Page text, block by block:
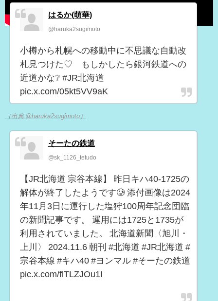
はるか(萌華)
@haruka2sugimoto
小樽から札幌への移動中に不思議な自動改
札見つけた♡ もしかしたら銀河鉄道への
近道かな❔ #JR北海道
pic.x.com/05kt5VV9aK
（出典 @haruka2sugimoto）
そーたの鉄道
@sk_1126_tetudo
【JR北海道 宗谷本線】 昨日キハ40-1725の
解体が終了したようです🥲 添付画像は2024
年11月3日に運行した塩狩100周年記念団臨
の新聞記事です。 運用には1725と1735が
利用されていました。 北海道新聞〈旭川・
上川〉 2024.11.6 朝刊 #北海道 #JR北海道 #
宗谷本線 #キハ40 #ヨンマル #そーたの鉄道
pic.x.com/flTLZJOu1I